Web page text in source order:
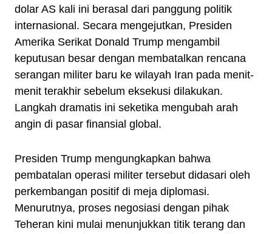
dolar AS kali ini berasal dari panggung politik
internasional. Secara mengejutkan, Presiden
Amerika Serikat Donald Trump mengambil
keputusan besar dengan membatalkan rencana
serangan militer baru ke wilayah Iran pada menit-
menit terakhir sebelum eksekusi dilakukan.
Langkah dramatis ini seketika mengubah arah
angin di pasar finansial global.
Presiden Trump mengungkapkan bahwa
pembatalan operasi militer tersebut didasari oleh
perkembangan positif di meja diplomasi.
Menurutnya, proses negosiasi dengan pihak
Teheran kini mulai menunjukkan titik terang dan